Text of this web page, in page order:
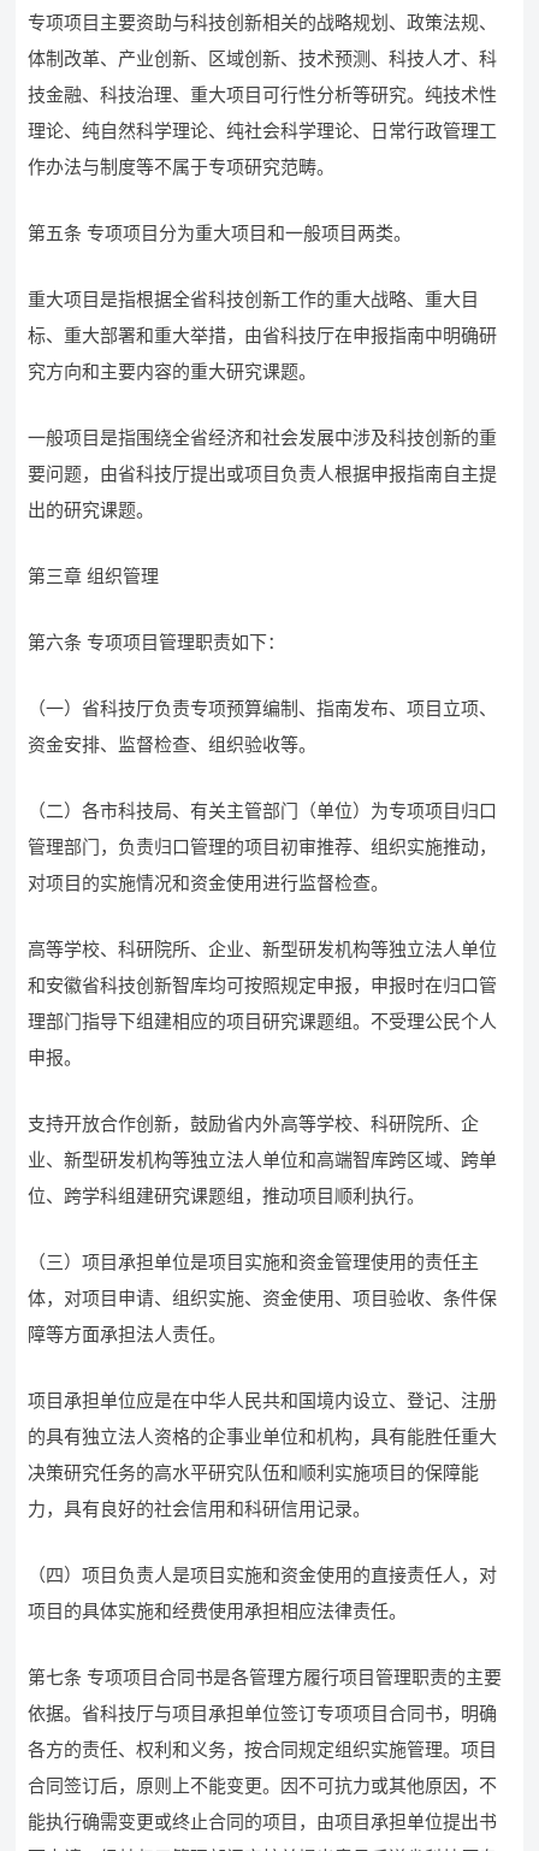
专项项目主要资助与科技创新相关的战略规划、政策法规、
体制改革、产业创新、区域创新、技术预测、科技人才、科
技金融、科技治理、重大项目可行性分析等研究。纯技术性
理论、纯自然科学理论、纯社会科学理论、日常行政管理工
作办法与制度等不属于专项研究范畴。
第五条 专项项目分为重大项目和一般项目两类。
重大项目是指根据全省科技创新工作的重大战略、重大目
标、重大部署和重大举措，由省科技厅在申报指南中明确研
究方向和主要内容的重大研究课题。
一般项目是指围绕全省经济和社会发展中涉及科技创新的重
要问题，由省科技厅提出或项目负责人根据申报指南自主提
出的研究课题。
第三章 组织管理
第六条 专项项目管理职责如下：
（一）省科技厅负责专项预算编制、指南发布、项目立项、
资金安排、监督检查、组织验收等。
（二）各市科技局、有关主管部门（单位）为专项项目归口
管理部门，负责归口管理的项目初审推荐、组织实施推动，
对项目的实施情况和资金使用进行监督检查。
高等学校、科研院所、企业、新型研发机构等独立法人单位
和安徽省科技创新智库均可按照规定申报，申报时在归口管
理部门指导下组建相应的项目研究课题组。不受理公民个人
申报。
支持开放合作创新，鼓励省内外高等学校、科研院所、企
业、新型研发机构等独立法人单位和高端智库跨区域、跨单
位、跨学科组建研究课题组，推动项目顺利执行。
（三）项目承担单位是项目实施和资金管理使用的责任主
体，对项目申请、组织实施、资金使用、项目验收、条件保
障等方面承担法人责任。
项目承担单位应是在中华人民共和国境内设立、登记、注册
的具有独立法人资格的企事业单位和机构，具有能胜任重大
决策研究任务的高水平研究队伍和顺利实施项目的保障能
力，具有良好的社会信用和科研信用记录。
（四）项目负责人是项目实施和资金使用的直接责任人，对
项目的具体实施和经费使用承担相应法律责任。
第七条 专项项目合同书是各管理方履行项目管理职责的主要
依据。省科技厅与项目承担单位签订专项项目合同书，明确
各方的责任、权利和义务，按合同规定组织实施管理。项目
合同签订后，原则上不能变更。因不可抗力或其他原因，不
能执行确需变更或终止合同的项目，由项目承担单位提出书